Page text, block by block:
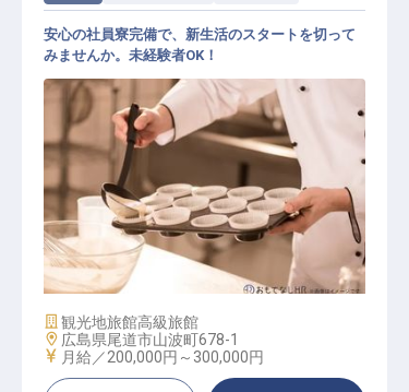
パティシエ
安心の社員寮完備で、新生活のスタートを切って
みませんか。未経験者OK！
施設業態
観光地旅館高級旅館
勤務地
広島県尾道市山波町678-1
給与
月給／200,000円～ 300,000円